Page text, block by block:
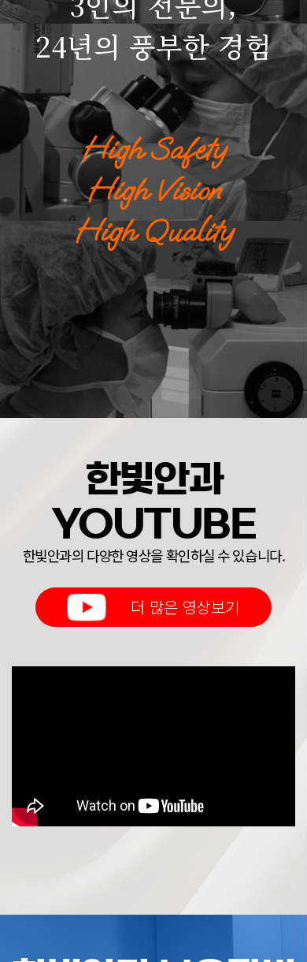
24년의 풍부한 경험
High Safety
High Vision
High Quality
한빛안과
YOUTUBE
한빛안과의 다양한 영상을 확인하실 수 있습니다.
더 많은 영상보기